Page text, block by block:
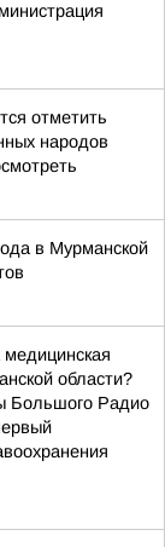
отметить
народов
в Мурманской
медицинская
области?
Большого Радио